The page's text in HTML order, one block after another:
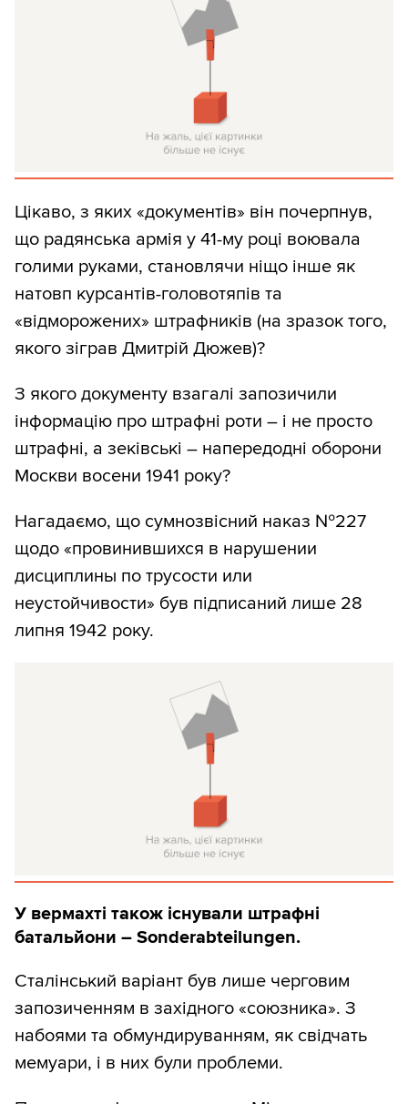
Цікаво, з яких «документів» він почерпнув,
що радянська армія у 41-му році воювала
голими руками, становлячи ніщо інше як
натовп курсантів-головотяпів та
«відморожених» штрафників (на зразок того,
якого зіграв Дмитрій Дюжев)?
З якого документу взагалі запозичили
інформацію про штрафні роти – і не просто
штрафні, а зеківські – напередодні оборони
Москви восени 1941 року?
Нагадаємо, що сумнозвісний наказ №227
щодо «провинившихся в нарушении
дисциплины по трусости или
неустойчивости» був підписаний лише 28
липня 1942 року.
У вермахті також існували штрафні
батальйони – Sonderabteilungen.
Сталінський варіант був лише черговим
запозиченням в західного «союзника». З
набоями та обмундируванням, як свідчать
мемуари, і в них були проблеми.